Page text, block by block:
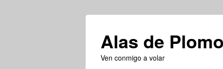
Alas de Plomo
Ven conmigo a volar